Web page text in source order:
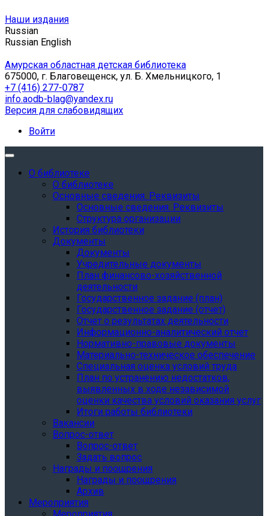
Наши издания
Russian
Russian English
Амурская областная детская библиотека
675000, г. Благовещенск, ул. Б. Хмельницкого, 1
+7 (416) 277-0787
info.aodb-blag@yandex.ru
Версия для слабовидящих
Войти
О библиотеке
О библиотеке
Основные сведения. Реквизиты
Основные сведения. Реквизиты
Структура организации
История библиотеки
Документы
Документы
Учредительные документы
План финансово-хозяйственной
деятельности
Государственное задание (план)
Государственное задание (отчет)
Отчет о результатах деятельности
Информационно-аналитический отчет
Нормативно-правовые документы
Материально-техническое обеспечение
Специальная оценка условий труда
План по устранению недостатков,
выявленных в ходе независимой
оценки качества условий оказания услуг
Итоги работы библиотеки
Вакансии
Вопрос-ответ
Вопрос-ответ
Задать вопрос
Награды и поощрения
Награды и поощрения
Архив
Мероприятия